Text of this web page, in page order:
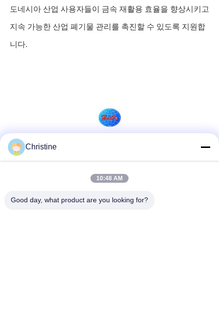
도네시아 산업 사용자들이 금속 재활용 효율을 향상시키고
지속 가능한 산업 폐기물 관리를 촉진할 수 있도록 지원합
니다.
빠른 연락
Christine
10:48 AM
Good day, what product are you looking for?